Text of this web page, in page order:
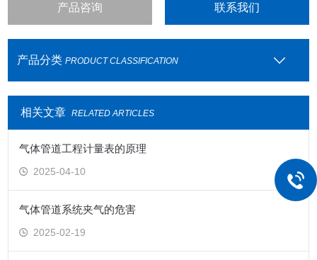
产品咨询 联系我们
产品分类 PRODUCT CLASSIFICATION
相关文章 RELATED ARTICLES
气体管道工程计量表的原理
2025-04-10
气体管道系统夹气的危害
2025-02-19